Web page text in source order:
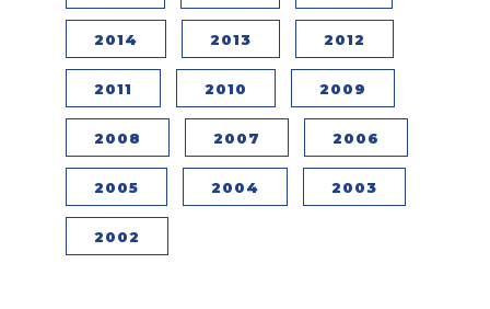
2014 2013 2012
2011 2010 2009
2008 2007 2006
2005 2004 2003
2002